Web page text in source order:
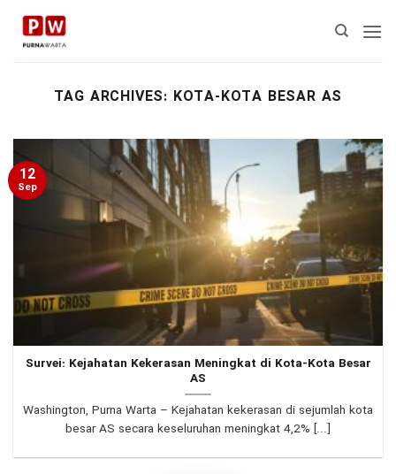
Skip
content
TAG ARCHIVES: KOTA-KOTA BESAR AS
Survei: Kejahatan Kekerasan Meningkat di Kota-Kota Besar
AS
Washington, Purna Warta – Kejahatan kekerasan di sejumlah kota
besar AS secara keseluruhan meningkat 4,2% [...]
12
Sep